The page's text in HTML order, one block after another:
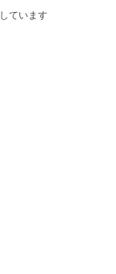
しています